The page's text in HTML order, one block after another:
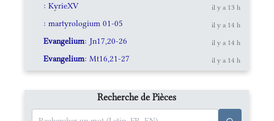
: KyrieXV il y a 13 h
: martyrologium 01-05 il y a 14 h
Evangelium: Jn17,20-26 il y a 14 h
Evangelium: Mt16,21-27 il y a 14 h
Recherche de Pièces